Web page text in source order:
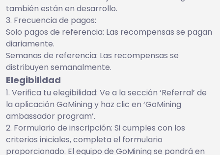
también están en desarrollo.
Frecuencia de pagos:
Solo pagos de referencia: Las recompensas se pagan
diariamente.
Semanas de referencia: Las recompensas se
distribuyen semanalmente.
Elegibilidad
Verifica tu elegibilidad: Ve a la sección ‘Referral’ de
la aplicación GoMining y haz clic en ‘GoMining
ambassador program’.
Formulario de inscripción: Si cumples con los
criterios iniciales, completa el formulario
proporcionado. El equipo de GoMining se pondrá en